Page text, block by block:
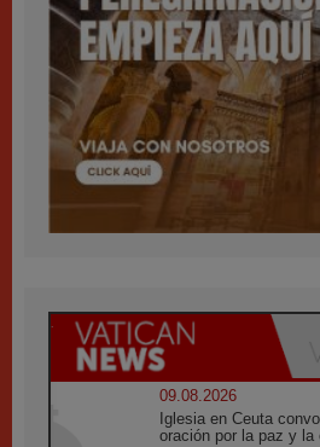
09.08.2026
Iglesia en Ceuta
oración por la paz y la